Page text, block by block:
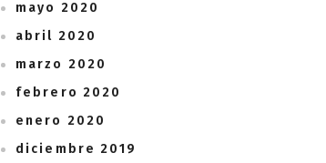
mayo 2020
abril 2020
marzo 2020
febrero 2020
enero 2020
diciembre 2019